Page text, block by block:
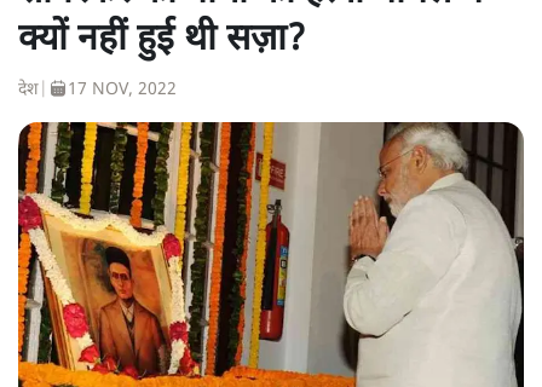
क्यों नहीं हुई थी सज़ा?
देश 17 NOV, 2022